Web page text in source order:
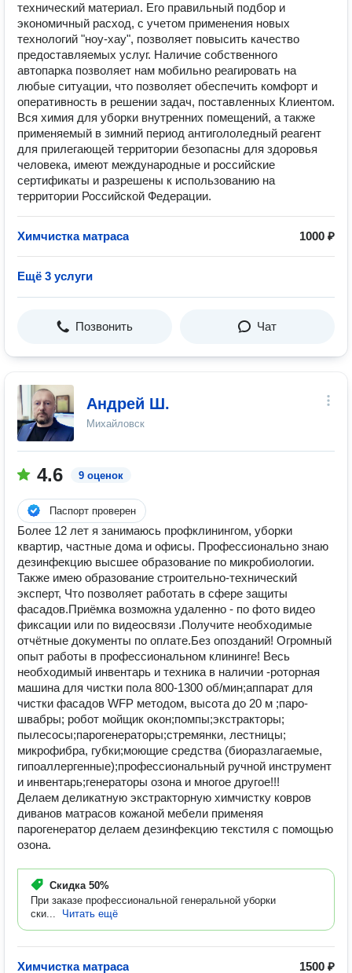
технический материал. Его правильный подбор и
экономичный расход, с учетом применения новых
технологий "ноу-хау", позволяет повысить качество
предоставляемых услуг. Наличие собственного
автопарка позволяет нам мобильно реагировать на
любые ситуации, что позволяет обеспечить комфорт и
оперативность в решении задач, поставленных Клиентом.
Вся химия для уборки внутренних помещений, а также
применяемый в зимний период антигололедный реагент
для прилегающей территории безопасны для здоровья
человека, имеют международные и российские
сертификаты и разрешены к использованию на
территории Российской Федерации.
Химчистка матраса 1000 ₽
Ещё 3 услуги
Позвонить Чат
Андрей Ш.
Михайловск
4.6 9 оценок
Паспорт проверен
Более 12 лет я занимаюсь профклинингом, уборки
квартир, частные дома и офисы. Профессионально знаю
дезинфекцию высшее образование по микробиологии.
Также имею образование строительно-технический
эксперт, Что позволяет работать в сфере защиты
фасадов. ​ ​Приёмка возможна удаленно - по фото видео
фиксации или по видеосвязи . ​Получите необходимые
отчётные документы по оплате. ​Без опозданий! Огромный
опыт работы в профессиональном клининге! Весь
необходимый инвентарь и техника в наличии - ​роторная
машина для чистки пола 800-1300 об/мин; ​аппарат для
чистки фасадов WFP методом, высота до 20 м ; ​паро-
швабры; робот мойщик окон; ​помпы; ​экстракторы; ​
пылесосы; ​парогенераторы; ​стремянки, лестницы; ​
микрофибра, губки; ​моющие средства (биоразлагаемые,
гипоаллергенные); ​профессиональный ручной инструмент
и инвентарь; ​генераторы озона и многое другое!!!
Делаем деликатную экстракторную химчистку ковров
диванов матрасов кожаной мебели применяя
парогенератор делаем дезинфекцию текстиля с помощью
озона.
Скидка 50%
При заказе профессиональной генеральной уборки
ски...
Читать ещё
Химчистка матраса 1500 ₽